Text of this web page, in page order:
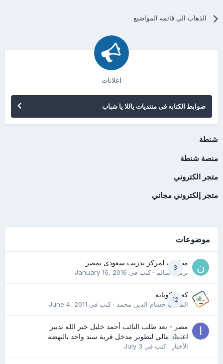
الذهاب الي قائمه المواضيع
اعلانات
ضوابط الكتابه فى منتديات ياللا يا شباب
شنطة
منصة شنطة
متجر الكتروني
متجر إلكتروني مجاني
موضوعات
3
مطلوب لمركز تدريب سعودى بمصر
نرمين سالم· كتب في January 16, 2016
12
كعب كوباية
المدرب حسام الدين محمد· كتب في June 4, 2011
0
مصر - بعد طلب النائب أحمد خليل خير الله تدبير
اعتماد مالي لتطوير مدخل قرية سند واحد بالنهضة
الأخبار· كتب في July 3